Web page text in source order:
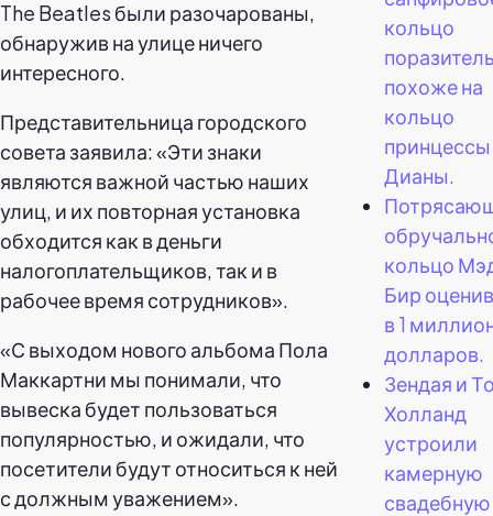
The Beatles были разочарованы,
обнаружив на улице ничего
интересного.
Представительница городского
совета заявила: «Эти знаки
являются важной частью наших
улиц, и их повторная установка
обходится как в деньги
налогоплательщиков, так и в
рабочее время сотрудников».
«С выходом нового альбома Пола
Маккартни мы понимали, что
вывеска будет пользоваться
популярностью, и ожидали, что
посетители будут относиться к ней
с должным уважением».
кольцо
похоже на
кольцо
принцессы
Дианы.
кольцо
Бир
в 1
долларов.
Зендая и
Холланд
устроили
камерную
свадебную